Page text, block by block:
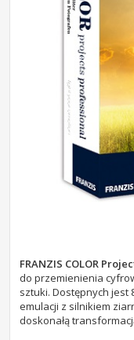
FRANZIS COLOR
do przemienienia
sztuki. Dostępnych jest
emulacji z silnikiem
doskonałą